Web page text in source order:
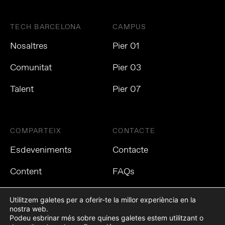
TECH BARCELONA
Nosaltres
Comunitat
Talent
CAMPUS
Pier 01
Pier 03
Pier 07
COMPARTEIX
Esdeveniments
Content
CONTACTE
Contacte
FAQs
Política de privacitat Política de cookies Avís Legal
Utilitzem galetes per a oferir-te la millor experiència en la
nostra web.
Podeu esbrinar més sobre quines galetes estem utilitzant o